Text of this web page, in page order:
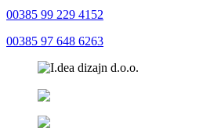
00385 99 229 4152
00385 97 648 6263